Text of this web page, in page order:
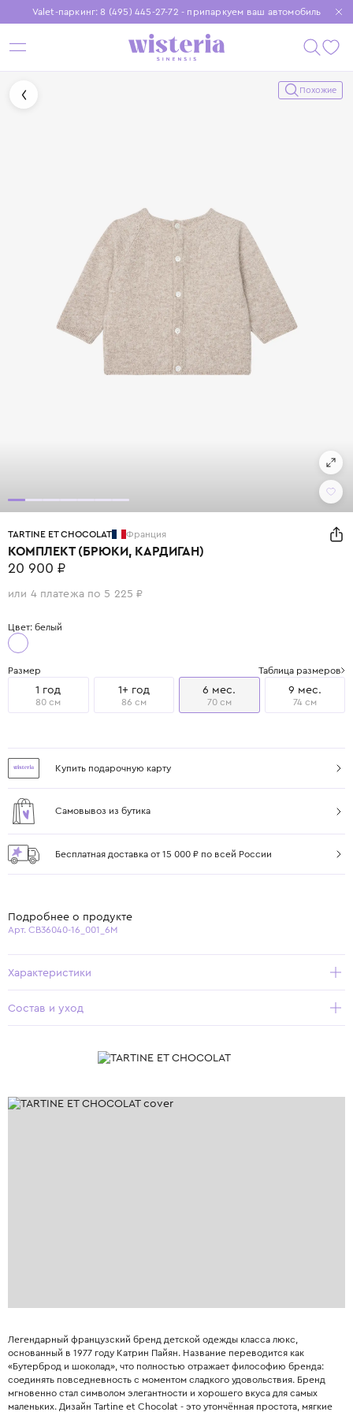
Valet-паркинг: 8 (495) 445-27-72 - припаркуем ваш автомобиль
Бесплатная доставка при заказе от 15 000 ₽
Установите приложение, чтобы покупки были еще удобнее
Похожие
TARTINE ET CHOCOLAT Франция
КОМПЛЕКТ (БРЮКИ, КАРДИГАН)
20 900 ₽
или 4 платежа по 5 225 ₽
Цвет: белый
Размер Таблица размеров
1 год
80 см
1+ год
86 см
6 мес.
70 см
9 мес.
74 см
Купить подарочную карту
Самовывоз из бутика
Бесплатная доставка от 15 000 ₽ по всей России
Подробнее о продукте
Арт. CB36040-16_001_6M
Характеристики
Состав и уход
Легендарный французский бренд детской одежды класса люкс,
основанный в 1977 году Катрин Пайян. Название переводится как
«Бутерброд и шоколад», что полностью отражает философию бренда:
соединять повседневность с моментом сладкого удовольствия. Бренд
мгновенно стал символом элегантности и хорошего вкуса для самых
маленьких. Дизайн Tartine et Chocolat - это утончённая простота, мягкие